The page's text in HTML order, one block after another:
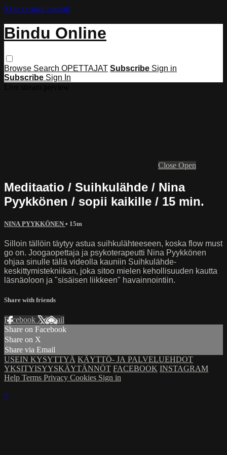
Skip to main content
Bindu Online
Browse Search OPETTAJAT Subscribe Sign in
Subscribe Sign In
Close Open
Meditaatio / Suihkulähde / Nina
Pyykkönen / sopii kaikille / 15 min.
NINA PYYKKÖNEN • 15m
Silloin tällöin täytyy astua suihkulähteeseen, koska flow must
go on. Joogaopettaja ja psykoterapeutti Nina Pyykkönen
ohjaa sinulle tällä videolla kauniin Suihkulähde-
keskittymistekniikan, joka sitoo mielen kehollisuuden kautta
läsnäoloon ja "sisäisen liikkeen" havainnointiin.
Share with friends
Facebook XEmail
Share on Facebook
Share on X
Share via Email
USEIN KYSYTTYÄ KÄYTTÖ- JA PALVELUEHDOT
YKSITYISYYSKÄYTÄNNÖT FACEBOOK INSTAGRAM
Help Terms Privacy Cookies Sign in
×